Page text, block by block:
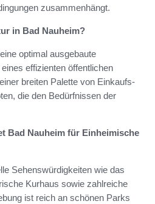
zusammenhängt.
in Bad Nauheim?
optimal ausgebaute
effizienten öffentlichen
breiten Palette von Einkaufs-
die den Bedürfnissen der
Bad Nauheim für Einheimische
Sehenswürdigkeiten wie das
Kurhaus sowie zahlreiche
ist reich an schönen Parks